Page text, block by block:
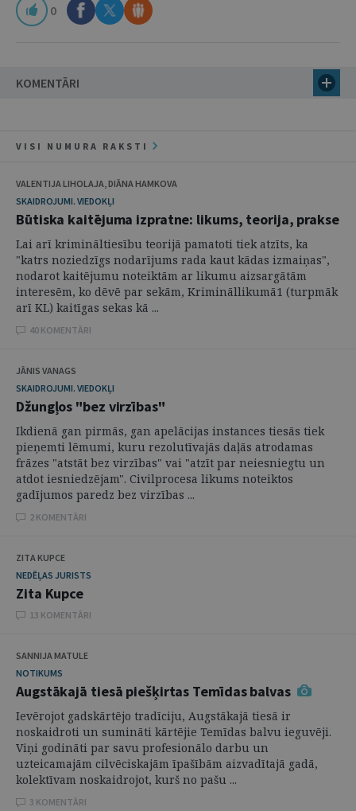
0
KOMENTĀRI
VISI NUMURA RAKSTI
VALENTIJA LIHOLAJA, DIĀNA HAMKOVA
SKAIDROJUMI. VIEDOKĻI
Būtiska kaitējuma izpratne: likums, teorija, prakse
Lai arī krimināltiesību teorijā pamatoti tiek atzīts, ka
"katrs noziedzīgs nodarījums rada kaut kādas izmaiņas",
nodarot kaitējumu noteiktām ar likumu aizsargātām
interesēm, ko dēvē par sekām, Krimināllikumā1 (turpmāk
arī KL) kaitīgas sekas kā ...
40 KOMENTĀRI
JĀNIS VANAGS
SKAIDROJUMI. VIEDOKĻI
Džungļos "bez virzības"
Ikdienā gan pirmās, gan apelācijas instances tiesās tiek
pieņemti lēmumi, kuru rezolutīvajās daļās atrodamas
frāzes "atstāt bez virzības" vai "atzīt par neiesniegtu un
atdot iesniedzējam". Civilprocesa likums noteiktos
gadījumos paredz bez virzības ...
2 KOMENTĀRI
ZITA KUPCE
NEDĒĻAS JURISTS
Zita Kupce
13 KOMENTĀRI
SANNIJA MATULE
NOTIKUMS
Augstākajā tiesā piešķirtas Temīdas balvas
Ievērojot gadskārtējo tradīciju, Augstākajā tiesā ir
noskaidroti un sumināti kārtējie Temīdas balvu ieguvēji.
Viņi godināti par savu profesionālo darbu un
uzteicamajām cilvēciskajām īpašībām aizvadītajā gadā,
kolektīvam noskaidrojot, kurš no pašu ...
3 KOMENTĀRI